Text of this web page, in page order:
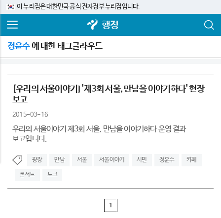
이 누리집은 대한민국 공식 전자정부 누리집입니다.
행정
정윤수에 대한 태그클라우드
[우리의 서울이야기] '제3회 서울, 만남을 이야기하다' 현장
보고
2015-03-16
우리의 서울이야기 제3회 서울, 만남을 이야기하다 운영 결과
보고입니다.
광장 만남 서울 서울이야기 시민 정윤수 카페
콘서트 토크
1